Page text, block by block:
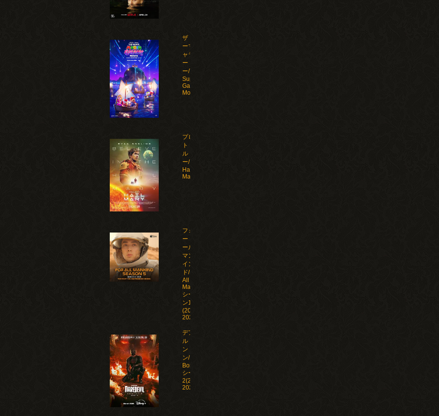
ザ・スーパ
ーマリオギ
ャラクシ
ー・ムービ
ー/The
Super Mario
Galaxy
Movie(2026)
プロジェク
ト・ヘイ
ル・メアリ
ー/Project
Hail
Mary(2026)
フォ
ー・オ
ール・
マンカ
イン
ド/For
All
Mankind
シーズ
ン1-5
(2019-
2026)
デアデビ
ル：ボー
ン・アゲイ
ン/Daredevil:
Born Again
シーズン1-
2(2025-
2026)